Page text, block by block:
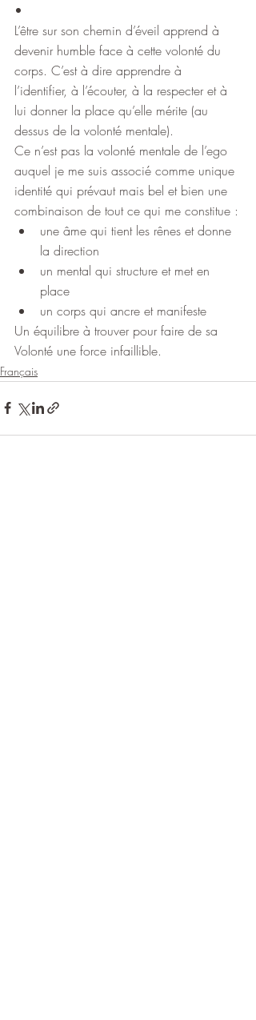
•
L’être sur son chemin d’éveil apprend à
devenir humble face à cette volonté du
corps. C’est à dire apprendre à
l’identifier, à l’écouter, à la respecter et à
lui donner la place qu’elle mérite (au
dessus de la volonté mentale).
Ce n’est pas la volonté mentale de l’ego
auquel je me suis associé comme unique
identité qui prévaut mais bel et bien une
combinaison de tout ce qui me constitue :
une âme qui tient les rênes et donne
la direction
un mental qui structure et met en
place
un corps qui ancre et manifeste
Un équilibre à trouver pour faire de sa
Volonté une force infaillible.
Français